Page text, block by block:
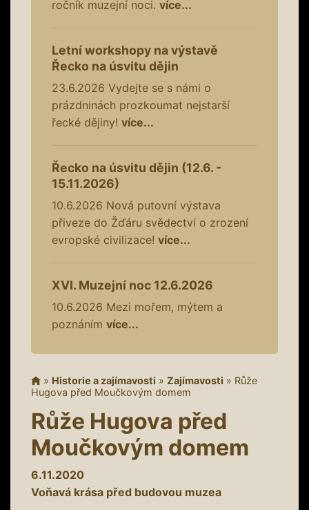
ročník muzejní noci. více...
Letní workshopy na výstavě
Řecko na úsvitu dějin
23.6.2026 Vydejte se s námi o
prázdninách prozkoumat nejstarší
řecké dějiny! více...
Řecko na úsvitu dějin (12.6. -
15.11.2026)
10.6.2026 Nová putovní výstava
přiveze do Žďáru svědectví o zrození
evropské civilizace! více...
XVI. Muzejní noc 12.6.2026
10.6.2026 Mezi mořem, mýtem a
poznáním více...
» Historie a zajímavosti » Zajímavosti » Růže
Hugova před Moučkovým domem
Růže Hugova před
Moučkovým domem
6.11.2020
Voňavá krása před budovou muzea